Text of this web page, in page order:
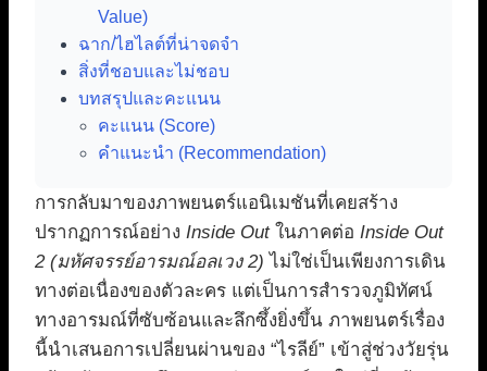
Value)
ฉาก/ไฮไลต์ที่น่าจดจำ
สิ่งที่ชอบและไม่ชอบ
บทสรุปและคะแนน
คะแนน (Score)
คำแนะนำ (Recommendation)
การกลับมาของภาพยนตร์แอนิเมชันที่เคยสร้าง
ปรากฏการณ์อย่าง Inside Outในภาคต่อ Inside Out
2 (มหัศจรรย์อารมณ์อลเวง 2) ไม่ใช่เป็นเพียงการเดิน
ทางต่อเนื่องของตัวละคร แต่เป็นการสำรวจภูมิทัศน์
ทางอารมณ์ที่ซับซ้อนและลึกซึ้งยิ่งขึ้น ภาพยนตร์เรื่อง
นี้นำเสนอการเปลี่ยนผ่านของ “ไรลีย์” เข้าสู่ช่วงวัยรุ่น